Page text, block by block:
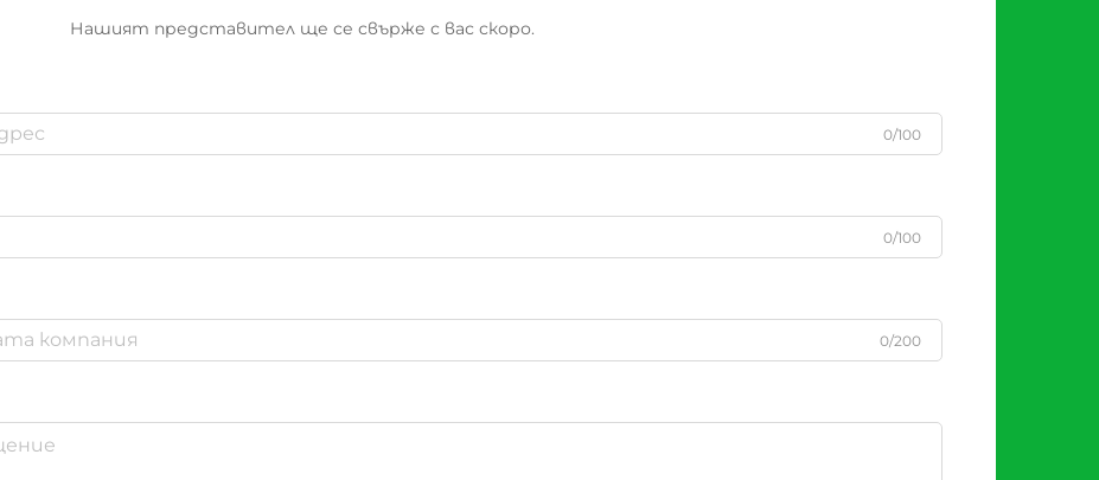
Нашият представител ще се свърже с вас скоро.
0/100
0/100
0/200